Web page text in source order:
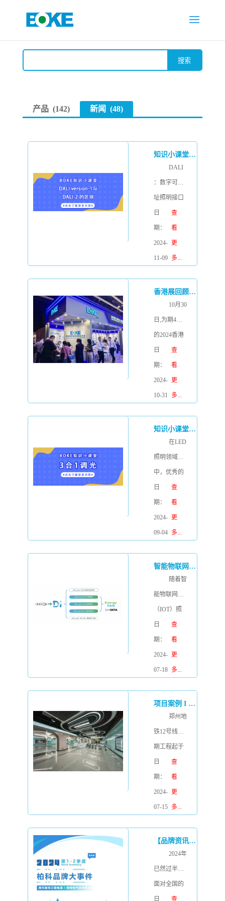
产品 (142) 新闻 (48)
知识小课堂丨DALI version-1与DALI-2的主要差异
DALI
：数字可寻
址照明接口
（Digital
Addressable
Lighting
Interface），
向数字通信
的行业标准
协议，在智
能照明控制
系统这个领
域中发挥着
至关重要的
作用。随着
进步，目前
最新的协议
为：DALI-
2。
日
期：
2024-
11-09
查
看
更
多...
香港展回顾I 2024香港国际秋季灯饰展 BOKE 精彩现场
10月30
日,为期4天
的2024香港
国际秋季灯
饰展在璀璨
的灯光与无
限的期待中
号。作为照
明行业的盛
会，本次展
会不仅汇聚
了全球照明
领域的顶尖
品牌与精
英，更为我
了一个展示
创新技术、
交流行业见
解的绝佳平
台。在此，
我们特推出
本次展会回
顾，与您一
盛宴。
日
期：
2024-
10-31
查
看
更
多...
知识小课堂丨BOKE 3合1调光技术详解
在LED
照明领域
中，优秀的
调光技术是
提升用户体
验、营造舒
适光环境的
本文将详细
介绍BOKE
柏科的三合
一调光技
术：0/1-10V
调光、PWM
调光和Rx调
光，与大家
们的工作原
理。0-10V
调光：是目
前应用最为
广泛的模拟
调光技术之
一。
日
期：
2024-
09-04
查
看
更
多...
智能物联网（IOT）照明兴起，能源监测管理类驱动器为何这么火，BOKE又有哪些产品？
随着智
能物联网
（IOT）照
明的兴起，
具有资产管
理、能耗统
计分析、设
控、故障报
警模块的智
能照明管理
已然成为未
来发展趋
势，用户端
对该技术的
产品述求越
今天带您全
面了解能源
监测管理驱
动器。什么
是D4i ?
日
期：
2024-
07-18
查
看
更
多...
项目案例 I 郑州地铁12号线 智慧地铁示范线，BOKE防水驱动器强力加持！
郑州地
铁12号线一
期工程起于
管城回族区
梁湖站，止
于郑东新区
龙子湖东
联郑州经济
技术开发
区、郑东新
区CBD、龙
子湖高校园
日
期：
2024-
07-15
查
看
更
多...
【品牌资讯】2024年半年度-品牌大事件
2024年
已然过半，
面对全国的
经济放缓，
日 查